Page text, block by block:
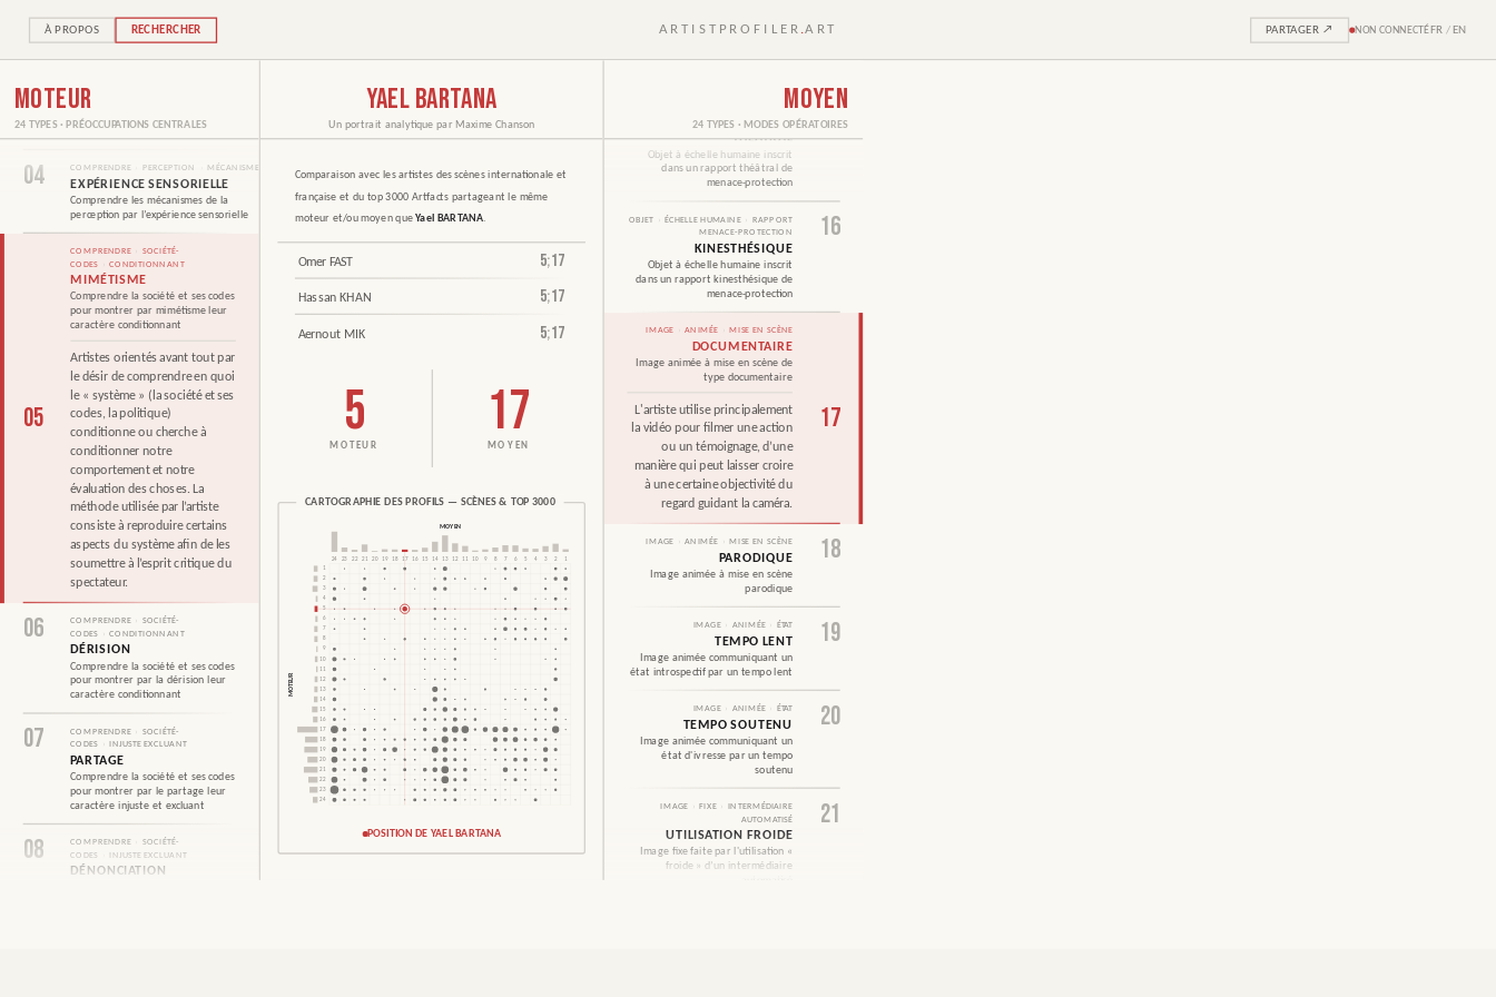
À PROPOS RECHERCHER ARTISTPROFILER .ART PARTAGER ↗ NON CONNECTÉFR /EN
MOTEUR
24 TYPES · PRÉOCCUPATIONS CENTRALES
ESPACE
Comprendre les limites de notre
03 TRANSPOSITION FORMAT
Comprendre les mécanismes de la
perception par la transposition de format
04 COMPRENDRE PERCEPTION MÉCANISMES
EXPÉRIENCE SENSORIELLE
Comprendre les mécanismes de la
perception par l’expérience sensorielle
05
COMPRENDRE
SOCIÉTÉ-
CODES
CONDITIONNANT
MIMÉTISME
Comprendre la société et ses codes
pour montrer par mimétisme leur
caractère conditionnant
Artistes orientés avant tout par
le désir de comprendre en quoi
le « système » (la société et ses
codes, la politique)
conditionne ou cherche à
conditionner notre
comportement et notre
évaluation des choses. La
méthode utilisée par l’artiste
consiste à reproduire certains
aspects du système afin de les
soumettre à l’esprit critique du
spectateur.
06 COMPRENDRE
SOCIÉTÉ-
CODES
CONDITIONNANT
DÉRISION
Comprendre la société et ses codes
pour montrer par la dérision leur
caractère conditionnant
07 COMPRENDRE
SOCIÉTÉ-
CODES
INJUSTE EXCLUANT
PARTAGE
Comprendre la société et ses codes
pour montrer par le partage leur
caractère injuste et excluant
08 COMPRENDRE
SOCIÉTÉ-
CODES
INJUSTE EXCLUANT
DÉNONCIATION
YAEL BARTANA
Un portrait analytique par Maxime Chanson
Comparaison avec les artistes des scènes internationale et
française et du top 3000 Artfacts partageant le même
moteur et/ou moyen queYael BARTANA.
Omer FAST 5;17
Hassan KHAN 5;17
Aernout MIK 5;17
5 17
CARTOGRAPHIE DES PROFILS — SCÈNES & TOP 3000
1
2
3
4
5
6
7
8
9
10
11
12
13
14
15
16
17
18
19
20
21
22
23
24
1
2
3
4
5
6
7
8
9
10
12
13
14
15
16
17
18
19
20
21
22
23
24
MOYEN
MOTEUR
POSITION DE YAEL BARTANA
MOYEN
24 TYPES · MODES OPÉRATOIRES
14
OBJET ÉCHELLE HUMAINE › VESTIGE
Objet à échelle humaine de type
15
RAPPORT
MENACE-PROTECTION
THÉÂTRAL
Objet à échelle humaine inscrit
dans un rapport théâtral de
menace-protection
16
OBJET ÉCHELLE HUMAINE
RAPPORT
MENACE-PROTECTION
KINESTHÉSIQUE
Objet à échelle humaine inscrit
dans un rapport kinesthésique de
menace-protection
17
IMAGE ANIMÉE MISE EN SCÈNE
DOCUMENTAIRE
Image animée à mise en scène de
type documentaire
L'artiste utilise principalement
la vidéo pour filmer une action
ou un témoignage, d’une
manière qui peut laisser croire
à une certaine objectivité du
regard guidant la caméra.
18
IMAGE ANIMÉE MISE EN SCÈNE
PARODIQUE
Image animée à mise en scène
parodique
19
IMAGE ANIMÉE ÉTAT
TEMPO LENT
Image animée communiquant un
état introspectif par un tempo lent
20
IMAGE ANIMÉE ÉTAT
TEMPO SOUTENU
Image animée communiquant un
état d'ivresse par un tempo
soutenu
21
IMAGE FIXE INTERMÉDIAIRE
AUTOMATISÉ
UTILISATION FROIDE
Image fixe faite par l'utilisation «
froide » d’un intermédiaire
COMPARAISON AVEC
—
EN COMMUN CE QUI
DIFFÈRE
POSITION DE YAEL BARTANA — 5;17
21
21.1.B.3.b.x
Mot de passe oublié ?